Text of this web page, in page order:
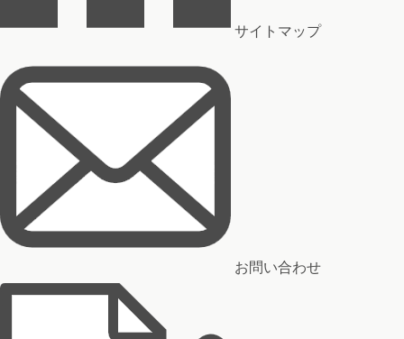
サイトマップ
お問い合わせ